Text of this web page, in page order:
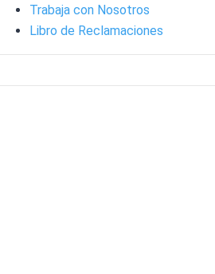
Trabaja con Nosotros
Libro de Reclamaciones